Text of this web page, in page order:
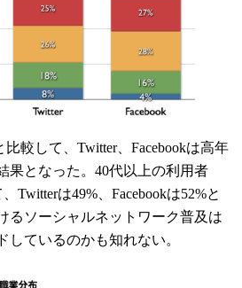
較して、Twitter、Facebookは高年
果となった。40代以上の利用者
Twitterは49%、Facebookは52%と
るソーシャルネットワーク普及は
しているのかも知れない。